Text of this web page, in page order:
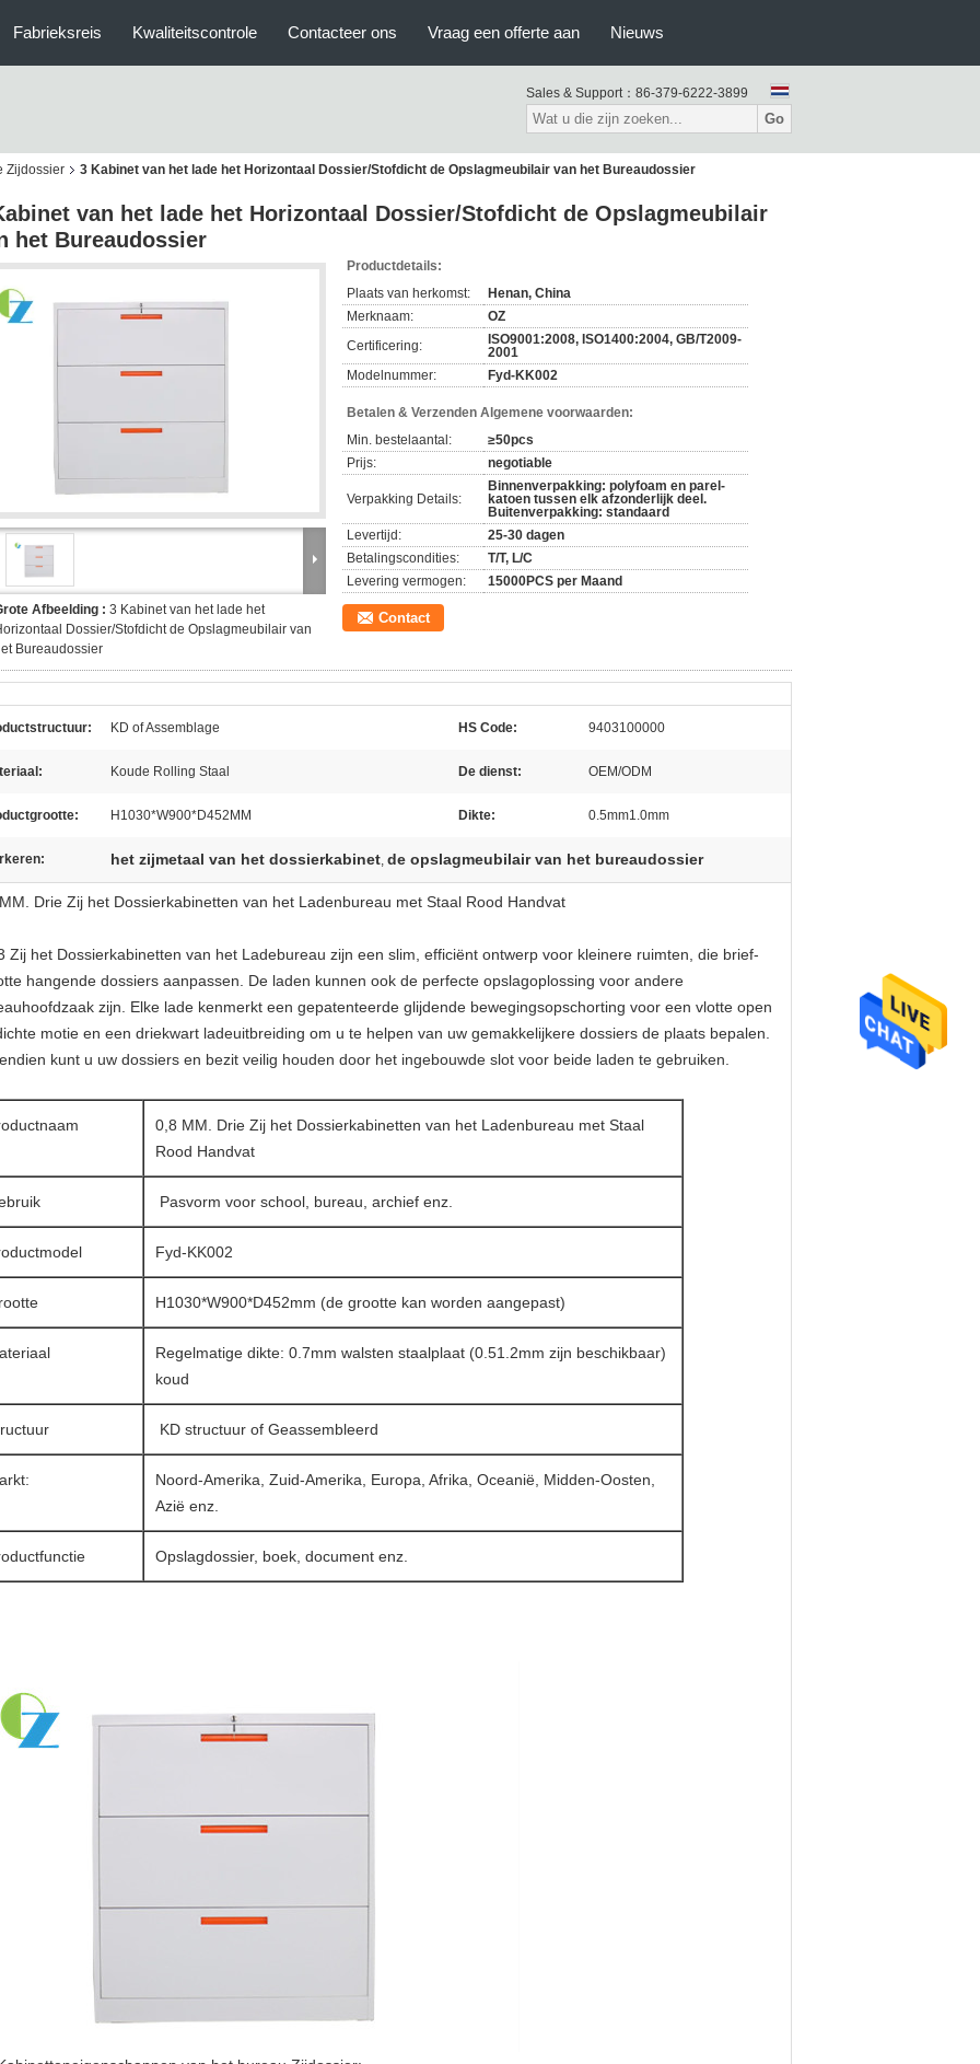
Fabrieksreis Kwaliteitscontrole Contacteer ons Vraag een offerte aan Nieuws
Sales & Support： 86-379-6222-3899
Go
Zijdossier 3 Kabinet van het lade het Horizontaal Dossier/Stofdicht de Opslagmeubilair van het Bureaudossier
van het lade het Horizontaal Dossier/Stofdicht de Opslagmeubilair
het Bureaudossier
Afbeelding : 3 Kabinet van het lade het
Dossier/Stofdicht de Opslagmeubilair van
Bureaudossier
Productdetails:
Plaats van herkomst:
Henan, China
Merknaam:
OZ
Certificering:
ISO9001:2008, ISO1400:2004, GB/T2009-
2001
Modelnummer:
Fyd-KK002
Betalen & Verzenden Algemene voorwaarden:
Min. bestelaantal:
≥50pcs
Prijs:
negotiable
Verpakking Details:
Binnenverpakking: polyfoam en parel-
katoen tussen elk afzonderlijk deel.
Buitenverpakking: standaard
Levertijd:
25-30 dagen
Betalingscondities:
T/T, L/C
Levering vermogen:
15000PCS per Maand
Contact
KD of Assemblage HS Code: 9403100000
Koude Rolling Staal De dienst: OEM/ODM
H1030*W900*D452MM Dikte: 0.5mm1.0mm
het zijmetaal van het dossierkabinet, de opslagmeubilair van het bureaudossier
Drie Zij het Dossierkabinetten van het Ladenbureau met Staal Rood Handvat
Zij het Dossierkabinetten van het Ladebureau zijn een slim, efficiënt ontwerp voor kleinere ruimten, die brief-
hangende dossiers aanpassen. De laden kunnen ook de perfecte opslagoplossing voor andere
zijn. Elke lade kenmerkt een gepatenteerde glijdende bewegingsopschorting voor een vlotte open
motie en een driekwart ladeuitbreiding om u te helpen van uw gemakkelijkere dossiers de plaats bepalen.
kunt u uw dossiers en bezit veilig houden door het ingebouwde slot voor beide laden te gebruiken.
0,8 MM. Drie Zij het Dossierkabinetten van het Ladenbureau met Staal
Rood Handvat
Pasvorm voor school, bureau, archief enz.
Fyd-KK002
H1030*W900*D452mm (de grootte kan worden aangepast)
Regelmatige dikte: 0.7mm walsten staalplaat (0.51.2mm zijn beschikbaar)
koud
KD structuur of Geassembleerd
Noord-Amerika, Zuid-Amerika, Europa, Afrika, Oceanië, Midden-Oosten,
Azië enz.
Opslagdossier, boek, document enz.